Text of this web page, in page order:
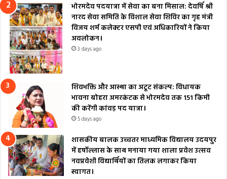
भोरमदेव पदयात्रा में सेवा का बना मिसाल: देवर्षि श्री
नारद सेवा समिति के विशाल सेवा शिविर का गृह मंत्री
विजय शर्म कलेक्टर एसपी एवं अधिकारियों ने किया
अवलोकन।
3 days ago
शिवभक्ति और आस्था का अटूट संकल्प: विधायक
भावना बोहरा अमरकंटक से भोरमदेव तक 151 किमी
की करेंगी कांवड़ पद यात्रा।
5 days ago
शासकीय बालक उच्चतर माध्यमिक विद्यालय उदयपुर
में हर्षोल्लास के साथ मनाया गया शाला प्रवेश उत्सव
नवप्रवेशी विद्यार्थियों का तिलक लगाकर किया
स्वागत।